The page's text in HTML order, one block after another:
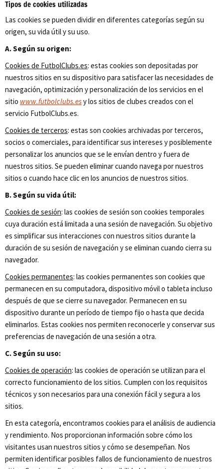
Tipos de cookies utilizadas
Las cookies se pueden dividir en diferentes categorías según su
origen, su vida útil y su uso.
A. Según su origen:
Cookies de FutbolClubs.es: estas cookies son depositadas por
nuestros sitios en su dispositivo para satisfacer las necesidades de
navegación, optimización y personalización de los servicios en el
sitio www.futbolclubs.esy los sitios de clubes creados con el
servicio FutbolClubs.es.
Cookies de terceros: estas son cookies archivadas por terceros,
socios o comerciales, para identificar sus intereses y posiblemente
personalizar los anuncios que se le envían dentro y fuera de
nuestros sitios. Se pueden eliminar cuando navega por nuestros
sitios o cuando hace clic en los anuncios de nuestros sitios.
B. Según su vida útil:
Cookies de sesión: las cookies de sesión son cookies temporales
cuya duración está limitada a una sesión de navegación. Su objetivo
es simplificar sus interacciones con nuestros sitios durante la
duración de su sesión de navegación y se eliminan cuando cierra su
navegador.
Cookies permanentes: las cookies permanentes son cookies que
permanecen en su computadora, dispositivo móvil o tableta incluso
después de que se cierre su navegador. Permanecen en su
dispositivo durante un período de tiempo fijo o hasta que decida
eliminarlos. Estas cookies nos permiten reconocerle y conservar sus
preferencias de navegación de una sesión a otra.
C. Según su uso:
Cookies de operación: las cookies de operación se utilizan para el
correcto funcionamiento de los sitios. Cumplen con los requisitos
técnicos y son necesarios para una conexión fácil y segura a los
sitios.
En esta categoría, encontramos cookies para el análisis de audiencia
y rendimiento. Nos proporcionan información sobre cómo los
visitantes usan nuestros sitios y cómo se desempeñan. Nos
permiten identificar posibles fallos de funcionamiento de nuestros